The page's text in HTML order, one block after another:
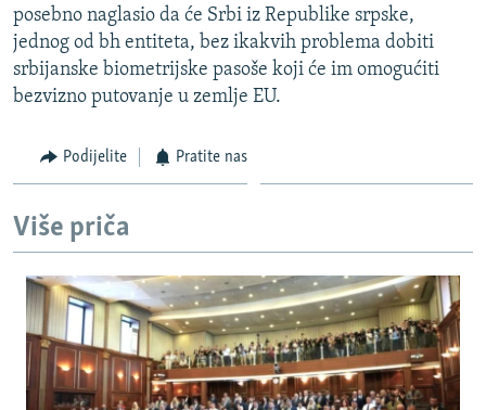
VIŠE OD NASLOVA
GENOCID U SREBRENICI
POPLAVE I KLIZIŠTA U BIH 2024.
POST SCRIPTUM
TRI DECENIJE OD RATA U BIH
SVE KARTE DEJTONA
NASTANAK I RASPAD JUGOSLAVIJE
PRATITE NAS
posebno naglasio da će Srbi iz Republike srpske,
jednog od bh entiteta, bez ikakvih problema dobiti
srbijanske biometrijske pasoše koji će im omogućiti
bezvizno putovanje u zemlje EU.
Podijelite Pratite nas
Više priča